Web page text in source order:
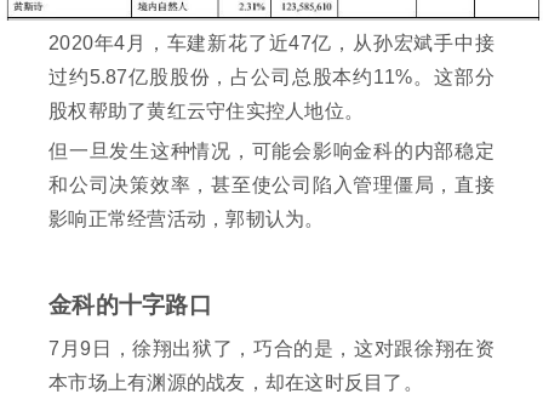
2020年4月，车建新花了近47亿，从孙宏斌手中接
过约5.87亿股股份，占公司总股本约11%。这部分
股权帮助了黄红云守住实控人地位。
但一旦发生这种情况，可能会影响金科的内部稳定
和公司决策效率，甚至使公司陷入管理僵局，直接
影响正常经营活动，郭韧认为。
金科的十字路口
7月9日，徐翔出狱了，巧合的是，这对跟徐翔在资
本市场上有渊源的战友，却在这时反目了。